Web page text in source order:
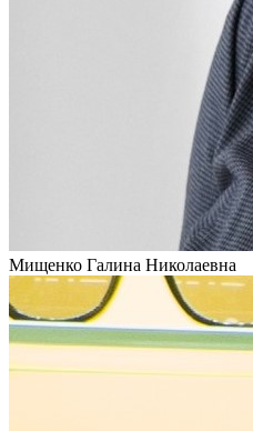
Мищенко Галина Николаевна